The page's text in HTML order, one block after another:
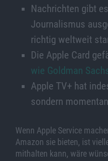
Nachrichten gibt
Journalismus
richtig weltweit
Die Apple Card
wie Goldman
Apple TV+ hat
sondern
Wenn Apple Service
Amazon sie bieten, ist
mithalten kann, wäre